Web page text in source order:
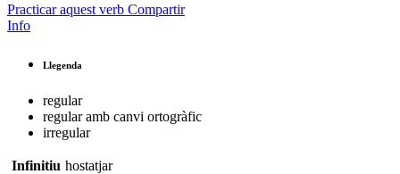
Practicar aquest verb Compartir
Info
Llegenda
regular
regular amb canvi ortogràfic
irregular
Infinitiu hostatjar